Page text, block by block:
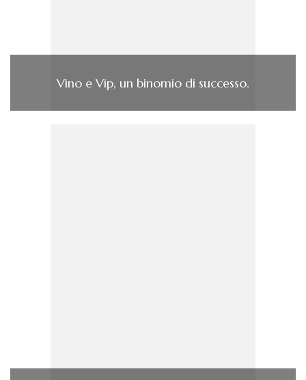
Vino e Vip, un binomio di successo.